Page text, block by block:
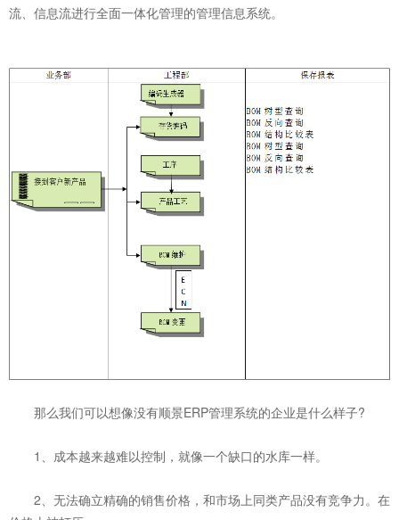
流、信息流进行全面一体化管理的管理信息系统。
那么我们可以想像没有顺景ERP管理系统的企业是什么样子?
1、成本越来越难以控制，就像一个缺口的水库一样。
2、无法确立精确的销售价格，和市场上同类产品没有竞争力。在